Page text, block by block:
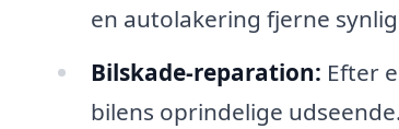
en autolakering fjerne
Bilskade-reparation: Efter
bilens oprindelige udseende.